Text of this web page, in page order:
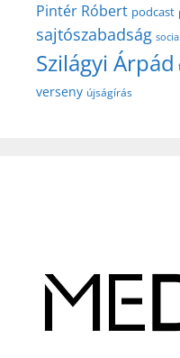
Pintér Róbert podcast
sajtószabadság
Szilágyi Árpád
verseny újságírás